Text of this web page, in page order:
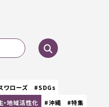
ワローズ
#SDGs
・地域活性化 #沖縄
#特集